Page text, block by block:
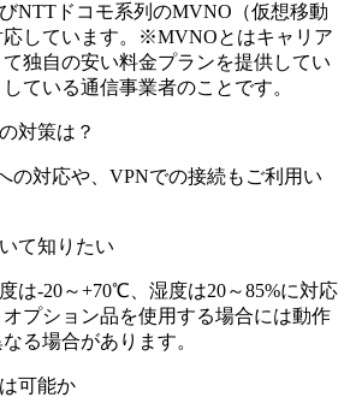
NTTドコモ系列のMVNO（仮想移動
応しています。※MVNOとはキャリア
独自の安い料金プランを提供してい
ている通信事業者のことです。
対策は？
の対応や、VPNでの接続もご利用い
て知りたい
は-20～+70℃、湿度は20～85%に対応
プション品を使用する場合には動作
る場合があります。
可能か